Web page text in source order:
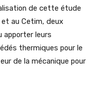
de cette étude
au Cetim, deux
apporter leurs
thermiques pour le
de la mécanique pour